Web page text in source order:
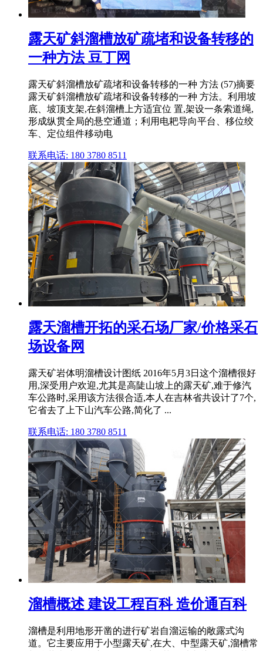
露天矿斜溜槽放矿疏堵和设备转移的
一种方法 豆丁网
露天矿斜溜槽放矿疏堵和设备转移的一种 方法 (57)摘要
露天矿斜溜槽放矿疏堵和设备转移的一种 方法。利用坡
底、坡顶支架,在斜溜槽上方适宜位 置,架设一条索道绳,
形成纵贯全局的悬空通道；利用电耙导向平台、移位绞
车、定位组件移动电
联系电话: 180 3780 8511
露天溜槽开拓的采石场厂家/价格采石
场设备网
露天矿岩体明溜槽设计图纸 2016年5月3日这个溜槽很好
用,深受用户欢迎,尤其是高陡山坡上的露天矿,难于修汽
车公路时,采用该方法很合适,本人在吉林省共设计了7个,
它省去了上下山汽车公路,简化了 ...
联系电话: 180 3780 8511
溜槽概述 建设工程百科 造价通百科
溜槽是利用地形开凿的进行矿岩自溜运输的敞露式沟
道。它主要应用于小型露天矿,在大、中型露天矿,溜槽常